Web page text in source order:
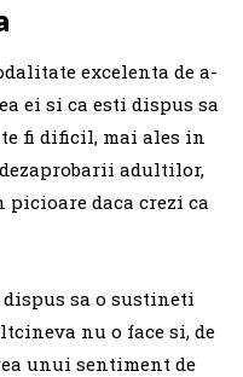
excelenta de a-
ei si ca esti dispus sa
fi dificil, mai ales in
adultilor,
daca crezi ca
sa o sustineti
nu o face si, de
unui sentiment de